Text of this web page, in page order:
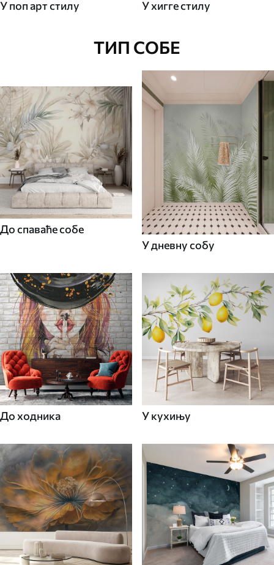
У поп арт стилу У хигге стилу
ТИП СОБЕ
До спаваће собе
У дневну собу
До ходника У кухињу